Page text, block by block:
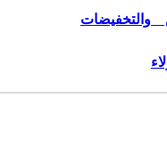
والتخفيضات